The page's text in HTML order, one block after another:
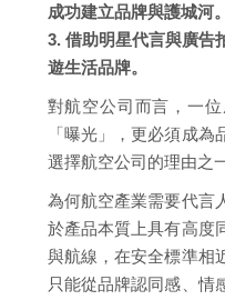
成功建立品牌與護城河。
3. 借助明星代言與廣告
遊生活品牌。
對航空公司而言，一
「曝光」，更必須成
選擇航空公司的理由之一
為何航空產業需要代言
於產品本質上具有高度
與航線，在安全標準相
只能從品牌認同感、情